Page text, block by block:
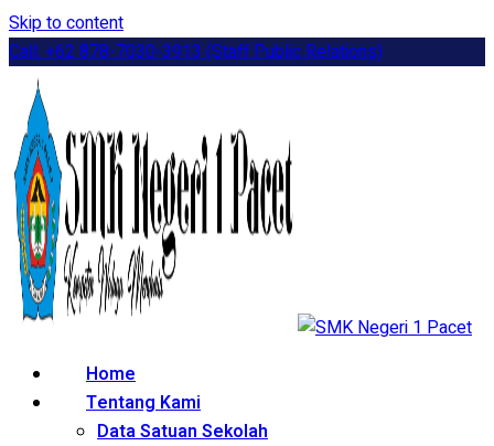
Skip to content
Call: +62 878-7030-3913 (Staff Public Relations)
Home
Tentang Kami
Data Satuan Sekolah